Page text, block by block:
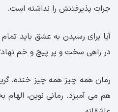
جرات پذیرفتنش را نداشته است.
آیا برای رسیدن به عشق باید
در راهی سخت و پر پیچ و خم
رمان همه چیز همه چیز خنده،
هم می آمیزد. رمانی نوین،